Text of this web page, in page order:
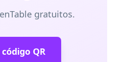
gratuitos.
QR